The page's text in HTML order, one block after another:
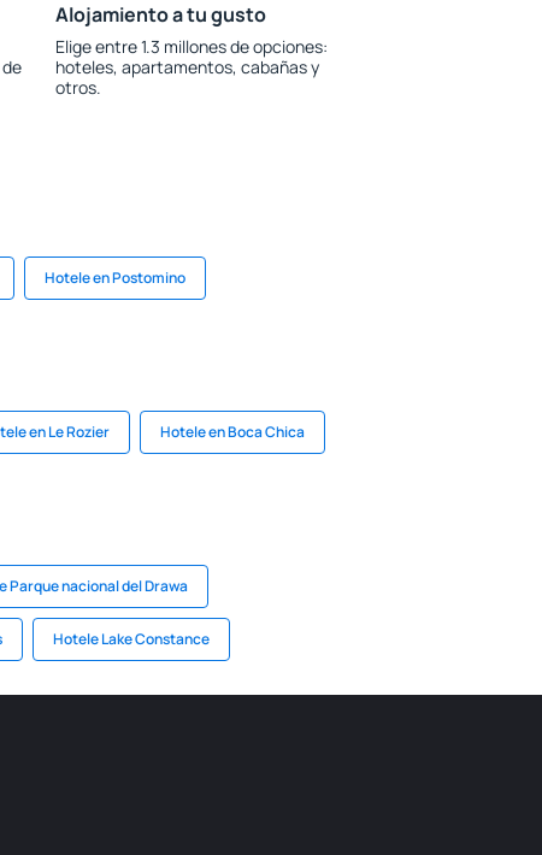
Alojamiento a tu gusto
Elige entre 1.3 millones de opciones:
hoteles, apartamentos, cabañas y
otros.
Hotele en Postomino
en Le Rozier Hotele en Boca Chica
Parque nacional del Drawa
Hotele Lake Constance